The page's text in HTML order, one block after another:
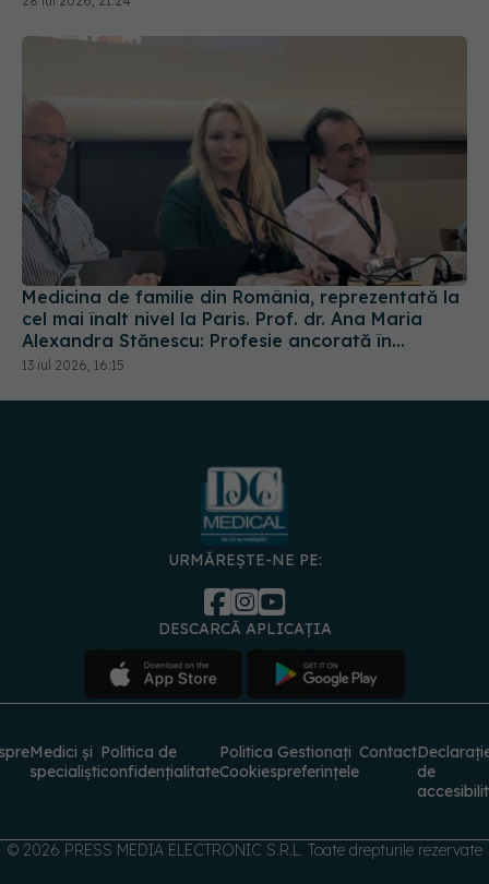
Medicina de familie din România, reprezentată la
cel mai înalt nivel la Paris. Prof. dr. Ana Maria
Alexandra Stănescu: Profesie ancorată în
comunitate
13 iul 2026, 16:15
URMĂREȘTE-NE PE:
DESCARCĂ APLICAȚIA
specialiști
Politica de
confidențialitateCookies
Gestionați
preferințele
Contact
de
© 2026 PRESS MEDIA ELECTRONIC S.R.L. Toate drepturile rezervate